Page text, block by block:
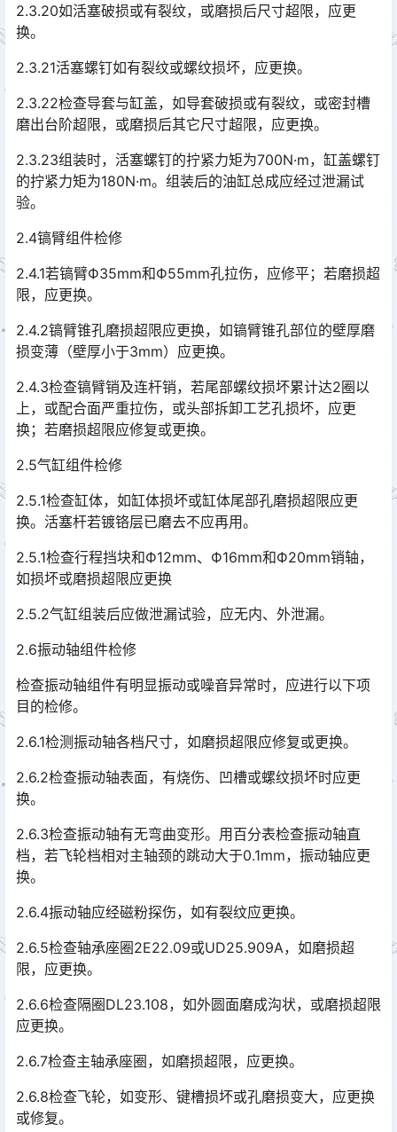
2.3.20如活塞破损或有裂纹，或磨损后尺寸超限，应更
换。
2.3.21活塞螺钉如有裂纹或螺纹损坏，应更换。
2.3.22检查导套与缸盖，如导套破损或有裂纹，或密封槽
磨出台阶超限，或磨损后其它尺寸超限，应更换。
2.3.23组装时，活塞螺钉的拧紧力矩为700N·m，缸盖螺钉
的拧紧力矩为180N·m。组装后的油缸总成应经过泄漏试
验。
2.4镐臂组件检修
2.4.1若镐臂Ф35mm和Ф55mm孔拉伤，应修平；若磨损超
限，应更换。
2.4.2镐臂锥孔磨损超限应更换，如镐臂锥孔部位的壁厚磨
损变薄（壁厚小于3mm）应更换。
2.4.3检查镐臂销及连杆销，若尾部螺纹损坏累计达2圈以
上，或配合面严重拉伤，或头部拆卸工艺孔损坏，应更
换；若磨损超限应修复或更换。
2.5气缸组件检修
2.5.1检查缸体，如缸体损坏或缸体尾部孔磨损超限应更
换。活塞杆若镀铬层已磨去不应再用。
2.5.1检查行程挡块和Ф12mm、Ф16mm和Ф20mm销轴，
如损坏或磨损超限应更换
2.5.2气缸组装后应做泄漏试验，应无内、外泄漏。
2.6振动轴组件检修
检查振动轴组件有明显振动或噪音异常时，应进行以下项
目的检修。
2.6.1检测振动轴各档尺寸，如磨损超限应修复或更换。
2.6.2检查振动轴表面，有烧伤、凹槽或螺纹损坏时应更
换。
2.6.3检查振动轴有无弯曲变形。用百分表检查振动轴直
档，若飞轮档相对主轴颈的跳动大于0.1mm，振动轴应更
换。
2.6.4振动轴应经磁粉探伤，如有裂纹应更换。
2.6.5检查轴承座圈2E22.09或UD25.909A，如磨损超
限，应更换。
2.6.6检查隔圈DL23.108，如外圆面磨成沟状，或磨损超限
应更换。
2.6.7检查主轴承座圈，如磨损超限，应更换。
2.6.8检查飞轮，如变形、键槽损坏或孔磨损变大，应更换
或修复。